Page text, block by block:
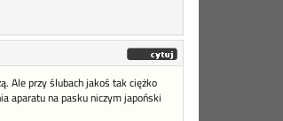
Ale przy ślubach jakoś tak ciężko
aparatu na pasku niczym japoński